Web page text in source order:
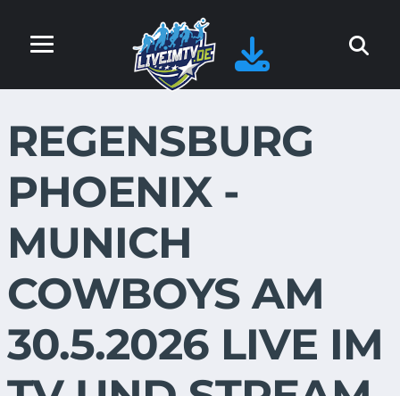
REGENSBURG
PHOENIX -
MUNICH
COWBOYS AM
30.5.2026 LIVE IM